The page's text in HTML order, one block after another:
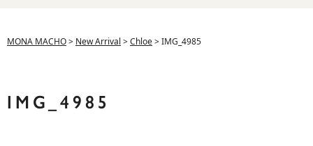
MONA MACHO> New Arrival >Chloe>IMG_4985
IMG_4985